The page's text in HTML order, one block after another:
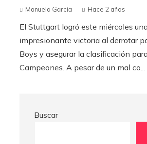
Manuela García Hace 2 años
El Stuttgart logró este miércoles
impresionante victoria al derrotar
Boys y asegurar la clasificación
Campeones. A pesar de un mal co...
Buscar